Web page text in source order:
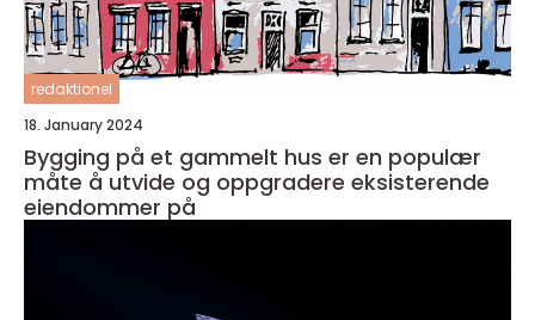
redaktionel
18. January 2024
Bygging på et gammelt hus er en populær
måte å utvide og oppgradere eksisterende
eiendommer på